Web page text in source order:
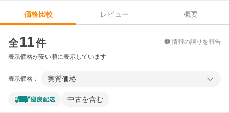
価格比較 レビュー
概要
全11件 情報の誤りを報告
表示価格が安い順に表示しています
表示価格： 実質価格
中古を含む